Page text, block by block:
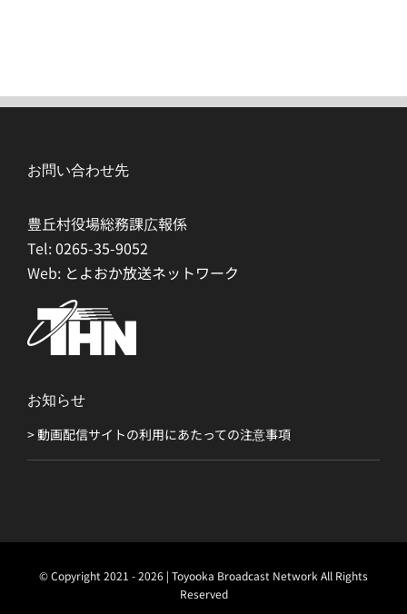
お知らせ
> 動画配信サイトの利用にあたっての注意事項
お問い合わせ先
豊丘村役場総務課広報係
Tel:0265-35-9052
Web: とよおか放送ネットワーク
© Copyright 2021 - 2026 | Toyooka Broadcast Network All Rights
Reserved